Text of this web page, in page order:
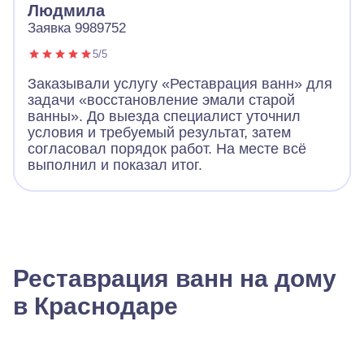
Людмила
Заявка 9989752
5/5
Заказывали услугу «Реставрация ванн» для
задачи «восстановление эмали старой
ванны». До выезда специалист уточнил
условия и требуемый результат, затем
согласовал порядок работ. На месте всё
выполнил и показал итог.
Реставрация ванн на дому
в Краснодаре